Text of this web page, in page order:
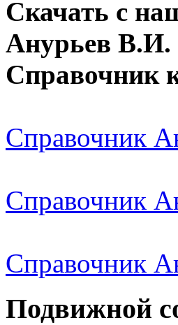
Скачать с
Анурьев В.И.
Справочник
Справочник
Справочник
Справочник
Подвижной